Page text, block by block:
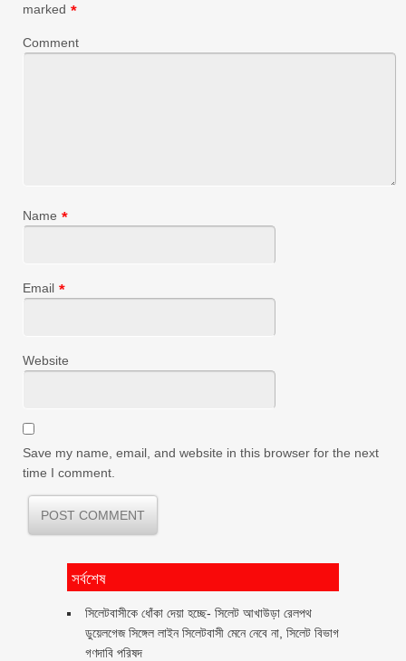
marked *
Comment
Name *
Email *
Website
Save my name, email, and website in this browser for the next
time I comment.
সর্বশেষ
‎সিলেটবাসীকে ধোঁকা দেয়া হচ্ছে- সিলেট আখাউড়া রেলপথ
ডুয়েলগেজ সিঙ্গেল লাইন সিলেটবাসী মেনে নেবে না, সিলেট বিভাগ
গণদাবি পরিষদ